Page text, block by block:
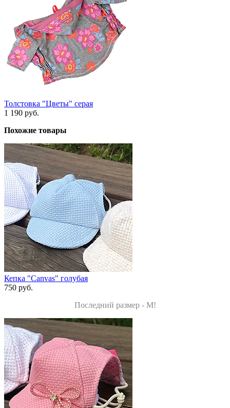
Толстовка "Цветы" серая
1 190 руб.
Похожие товары
Кепка "Canvas" голубая
750 руб.
Последний размер - M!